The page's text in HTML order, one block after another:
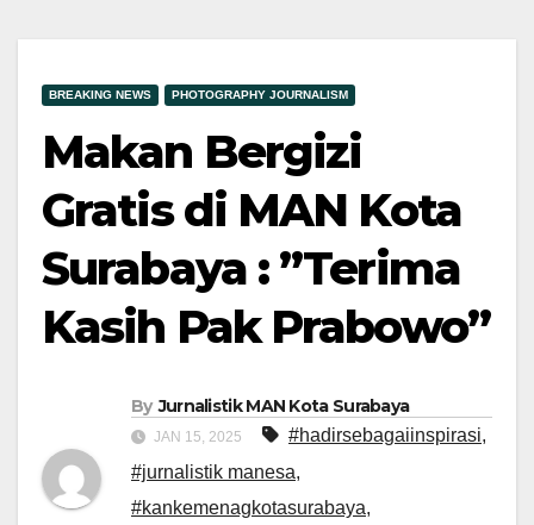
BREAKING NEWS PHOTOGRAPHY JOURNALISM
Makan Bergizi
Gratis di MAN Kota
Surabaya : ”Terima
Kasih Pak Prabowo”
By Jurnalistik MAN Kota Surabaya
JAN 15, 2025 #hadirsebagaiinspirasi,
#jurnalistik manesa,
#kankemenagkotasurabaya,